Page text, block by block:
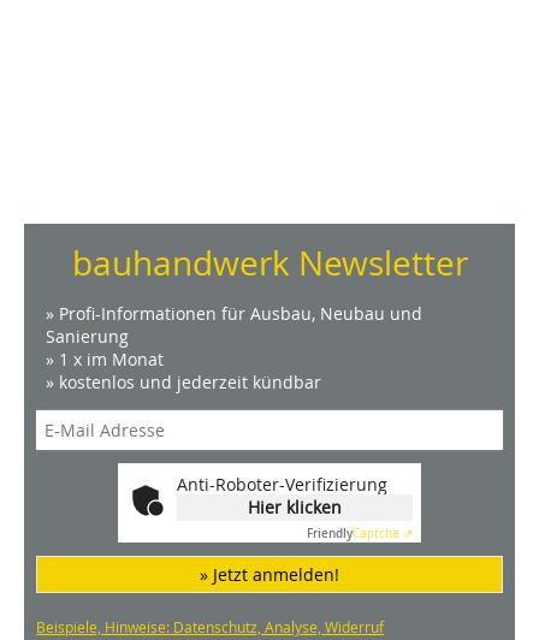
bauhandwerk Newsletter
» Profi-Informationen für Ausbau, Neubau und
Sanierung
» 1 x im Monat
» kostenlos und jederzeit kündbar
Anti-Roboter-Verifizierung
Hier klicken
FriendlyCaptcha ⇗
» Jetzt anmelden!
Beispiele, Hinweise: Datenschutz, Analyse, Widerruf